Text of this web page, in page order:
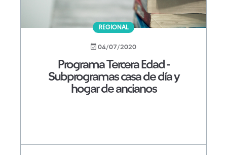
REGIONAL
04/07/2020
Programa Tercera Edad -
Subprogramas casa de día y
hogar de ancianos